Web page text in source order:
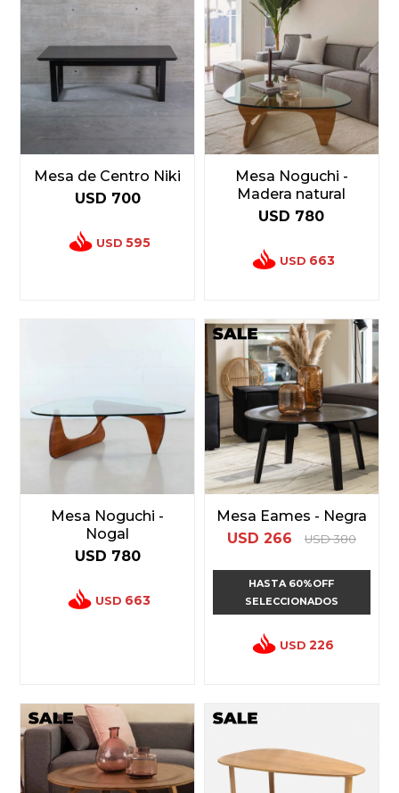
Mesa de Centro Niki
USD 700
USD 595
Mesa Noguchi -
Madera natural
USD 780
USD 663
Mesa Noguchi -
Nogal
USD 780
USD 663
Mesa Eames - Negra
USD 266 USD 380
HASTA 60%OFF
SELECCIONADOS
USD 226